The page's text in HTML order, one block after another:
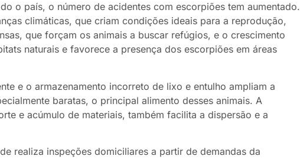
o país, o número de acidentes com escorpiões tem aumentado.
climáticas, que criam condições ideais para a reprodução,
que forçam os animais a buscar refúgios, e o crescimento
naturais e favorece a presença dos escorpiões em áreas
e o armazenamento incorreto de lixo e entulho ampliam a
baratas, o principal alimento desses animais. A
e acúmulo de materiais, também facilita a dispersão e a
realiza inspeções domiciliares a partir de demandas da